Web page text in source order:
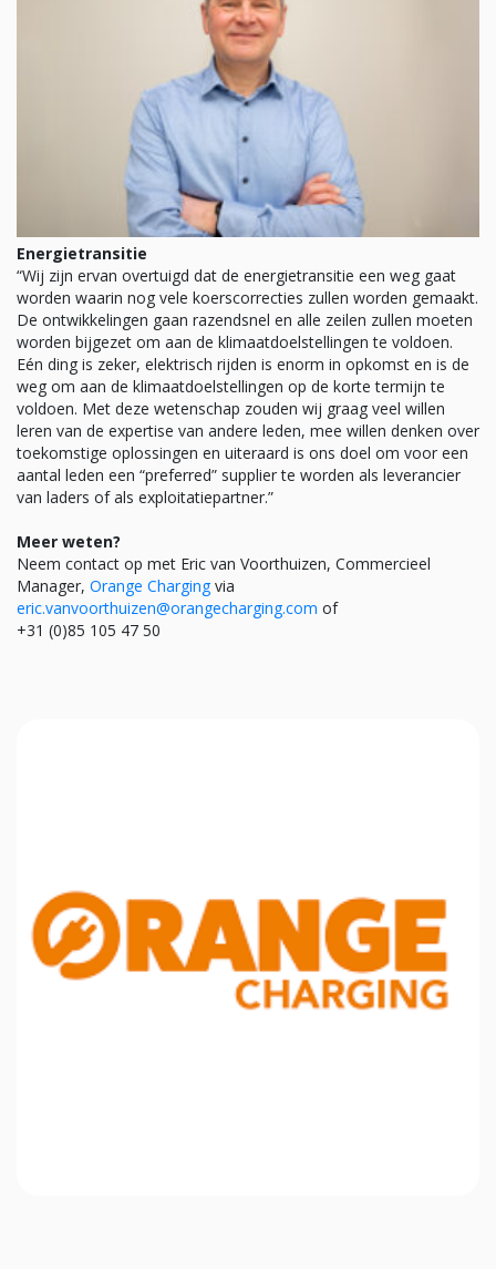
Energietransitie
“Wij zijn ervan overtuigd dat de energietransitie een weg gaat
worden waarin nog vele koerscorrecties zullen worden gemaakt.
De ontwikkelingen gaan razendsnel en alle zeilen zullen moeten
worden bijgezet om aan de klimaatdoelstellingen te voldoen.
Eén ding is zeker, elektrisch rijden is enorm in opkomst en is de
weg om aan de klimaatdoelstellingen op de korte termijn te
voldoen. Met deze wetenschap zouden wij graag veel willen
leren van de expertise van andere leden, mee willen denken over
toekomstige oplossingen en uiteraard is ons doel om voor een
aantal leden een “preferred” supplier te worden als leverancier
van laders of als exploitatiepartner.”
Meer weten?
Neem contact op met Eric van Voorthuizen, Commercieel
Manager, Orange Chargingvia
eric.vanvoorthuizen@orangecharging.com of
+31 (0)85 105 47 50